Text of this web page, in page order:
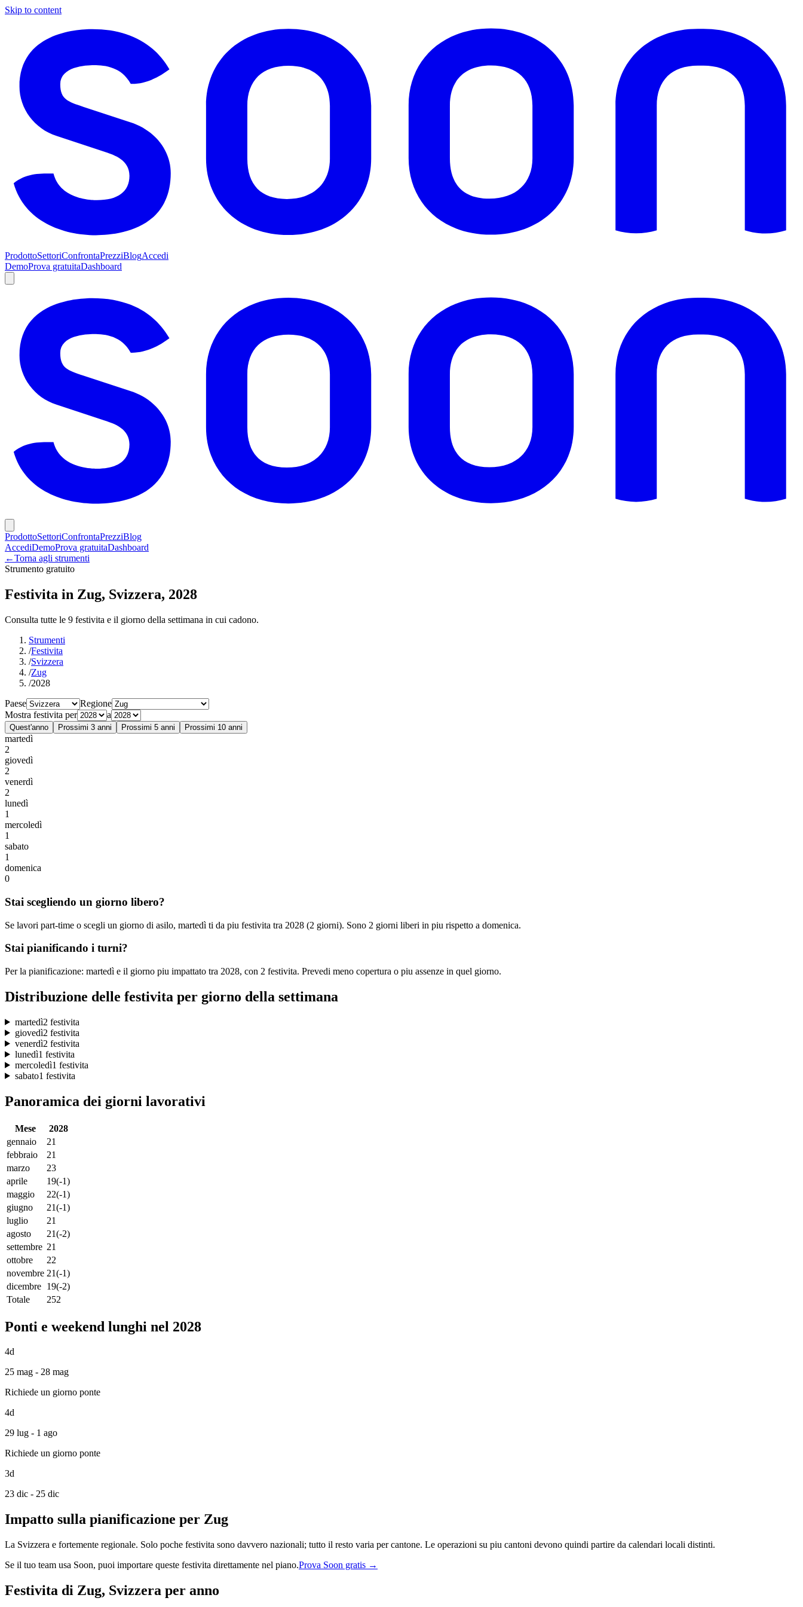
Skip to content
ProdottoSettoriConfrontaPrezziBlogAccedi
DemoProva gratuitaDashboard
ProdottoSettoriConfrontaPrezziBlog
AccediDemoProva gratuitaDashboard
←Torna agli strumenti
Strumento gratuito
Festivita in Zug, Svizzera, 2028
Consulta tutte le 9 festivita e il giorno della settimana in cui cadono.
Strumenti
/Festivita
/Svizzera
/Zug
/2028
Paese
Regione
Mostra festivita per
a
Quest'anno Prossimi 3 anni Prossimi 5 anni Prossimi 10 anni
martedì
2
giovedì
2
venerdì
2
lunedì
1
mercoledì
1
sabato
1
domenica
0
Stai scegliendo un giorno libero?
Se lavori part-time o scegli un giorno di asilo, martedì ti da piu festivita tra 2028 (2 giorni). Sono 2 giorni liberi in piu rispetto a domenica.
Stai pianificando i turni?
Per la pianificazione: martedì e il giorno piu impattato tra 2028, con 2 festivita. Prevedi meno copertura o piu assenze in quel giorno.
Distribuzione delle festivita per giorno della settimana
martedì2 festivita
giovedì2 festivita
venerdì2 festivita
lunedì1 festivita
mercoledì1 festivita
sabato1 festivita
Panoramica dei giorni lavorativi
Mese
2028
gennaio
21
febbraio
21
marzo
23
aprile
19(-1)
maggio
22(-1)
giugno
21(-1)
luglio
21
agosto
21(-2)
settembre 21
ottobre
22
novembre 21(-1)
dicembre 19(-2)
Totale
252
Ponti e weekend lunghi nel 2028
4d
25 mag - 28 mag
Richiede un giorno ponte
4d
29 lug - 1 ago
Richiede un giorno ponte
3d
23 dic - 25 dic
Impatto sulla pianificazione per Zug
La Svizzera e fortemente regionale. Solo poche festivita sono davvero nazionali; tutto il resto varia per cantone. Le operazioni su piu cantoni devono quindi partire da calendari locali distinti.
Se il tuo team usa Soon, puoi importare queste festivita direttamente nel piano.Prova Soon gratis →
Festivita di Zug, Svizzera per anno